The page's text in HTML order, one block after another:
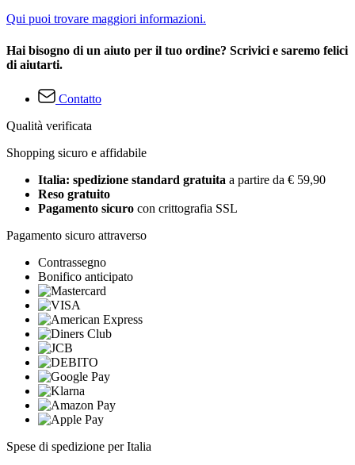
Qui puoi trovare maggiori informazioni.
Hai bisogno di un aiuto per il tuo ordine? Scrivici e saremo felici
di aiutarti.
Contatto
Qualità verificata
Shopping sicuro e affidabile
Italia: spedizione standard gratuita a partire da € 59,90
Reso gratuito
Pagamento sicuro con crittografia SSL
Pagamento sicuro attraverso
Contrassegno
Bonifico anticipato
Spese di spedizione per Italia